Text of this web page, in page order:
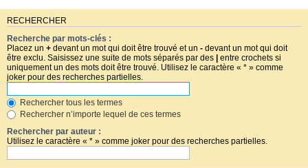
RECHERCHER
Recherche par mots-clés :
Placez un + devant un mot qui doit être trouvé et un - devant un mot qui doit
être exclu. Saisissez une suite de mots séparés par des | entre crochets si
uniquement un des mots doit être trouvé. Utilisez le caractère « * » comme
joker pour des recherches partielles.
Rechercher tous les termes
Rechercher n’importe lequel de ces termes
Rechercher par auteur :
Utilisez le caractère « * » comme joker pour des recherches partielles.